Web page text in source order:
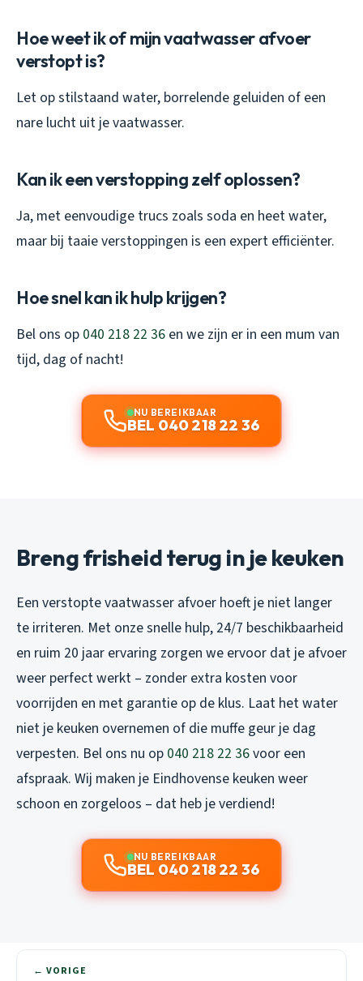
Hoe weet ik of mijn vaatwasser afvoer
verstopt is?
Let op stilstaand water, borrelende geluiden of een
nare lucht uit je vaatwasser.
Kan ik een verstopping zelf oplossen?
Ja, met eenvoudige trucs zoals soda en heet water,
maar bij taaie verstoppingen is een expert efficiënter.
Hoe snel kan ik hulp krijgen?
Bel ons op 040 218 22 36 en we zijn er in een mum van
tijd, dag of nacht!
NU BEREIKBAAR
BEL 040 218 22 36
Breng frisheid terug in je keuken
Een verstopte vaatwasser afvoer hoeft je niet langer
te irriteren. Met onze snelle hulp, 24/7 beschikbaarheid
en ruim 20 jaar ervaring zorgen we ervoor dat je afvoer
weer perfect werkt – zonder extra kosten voor
voorrijden en met garantie op de klus. Laat het water
niet je keuken overnemen of die muffe geur je dag
verpesten. Bel ons nu op 040 218 22 36voor een
afspraak. Wij maken je Eindhovense keuken weer
schoon en zorgeloos – dat heb je verdiend!
NU BEREIKBAAR
BEL 040 218 22 36
← VORIGE